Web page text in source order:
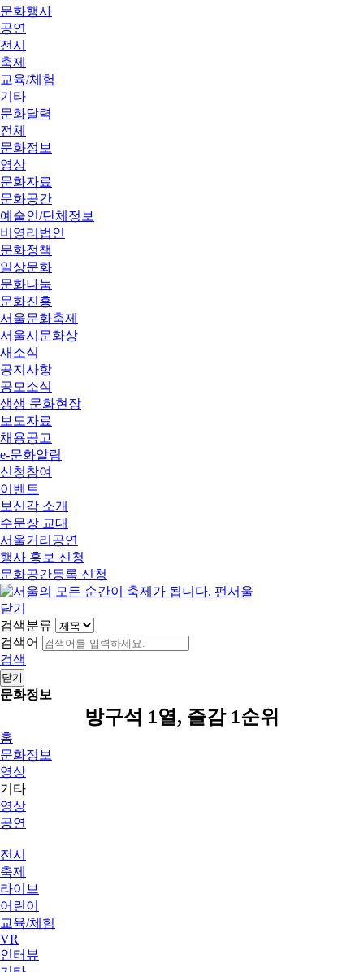
문화행사
공연
전시
축제
교육/체험
기타
문화달력
전체
문화정보
영상
문화자료
문화공간
예술인/단체정보
비영리법인
문화정책
일상문화
문화나눔
문화진흥
서울문화축제
서울시문화상
새소식
공지사항
공모소식
생생 문화현장
보도자료
채용공고
e-문화알림
신청참여
이벤트
보신각 소개
수문장 교대
서울거리공연
행사 홍보 신청
문화공간등록 신청
닫기
검색분류
검색어
검색
닫기
문화정보
방구석 1열, 즐감 1순위
홈
문화정보
영상
기타
영상
공연
전시
축제
라이브
어린이
교육/체험
VR
인터뷰